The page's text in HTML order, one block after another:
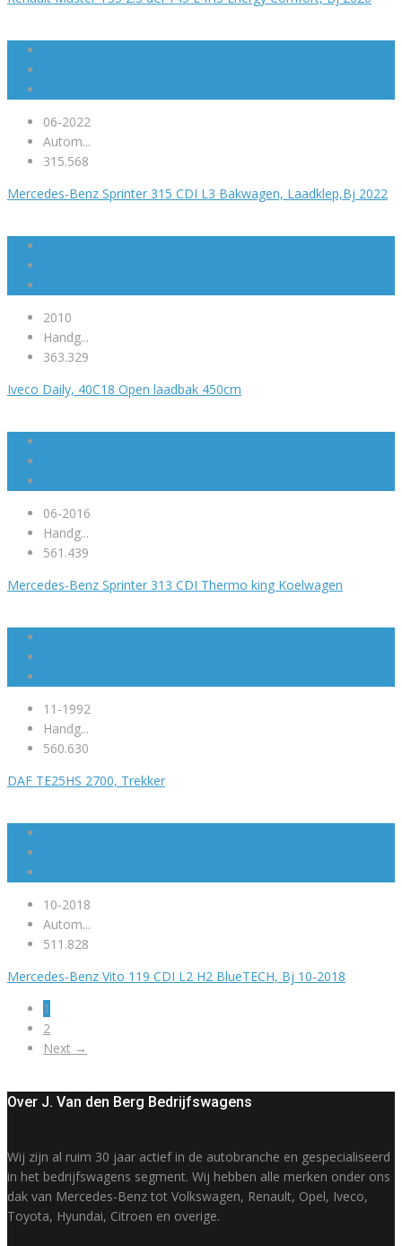
06-2022
Autom...
315.568
Mercedes-Benz Sprinter 315 CDI L3 Bakwagen, Laadklep,Bj 2022
2010
Handg...
363.329
Iveco Daily, 40C18 Open laadbak 450cm
06-2016
Handg...
561.439
Mercedes-Benz Sprinter 313 CDI Thermo king Koelwagen
11-1992
Handg...
560.630
DAF TE25HS 2700, Trekker
10-2018
Autom...
511.828
Mercedes-Benz Vito 119 CDI L2 H2 BlueTECH, Bj 10-2018
1
2
Next →
Over J. Van den Berg Bedrijfswagens
Wij zijn al ruim 30 jaar actief in de autobranche en gespecialiseerd
in het bedrijfswagens segment. Wij hebben alle merken onder ons
dak van Mercedes-Benz tot Volkswagen, Renault, Opel, Iveco,
Toyota, Hyundai, Citroen en overige.